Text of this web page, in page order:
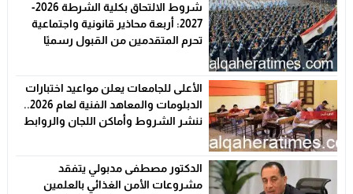
شروط الالتحاق بكلية الشرطة 2026-
2027: أربعة محاذير قانونية واجتماعية
تحرم المتقدمين من القبول رسميًا
الأعلى للجامعات يعلن مواعيد اختبارات
الدبلومات والمعاهد الفنية لعام 2026..
ننشر الشروط وأماكن اللجان والروابط
الدكتور مصطفى مدبولي يتفقد
مشروعات الأمن الغذائي بالعلمين